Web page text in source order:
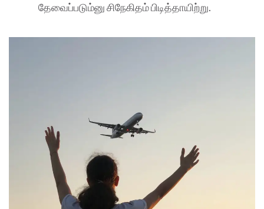
தேவைப்படும்னு சிநேகிதம் பிடித்தாயிற்று.